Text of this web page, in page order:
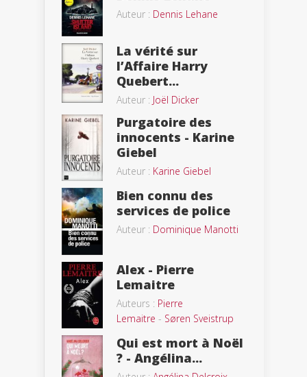
Auteur : Dennis Lehane
La vérité sur
l’Affaire Harry
Quebert...
Auteur : Joël Dicker
Purgatoire des
innocents - Karine
Giebel
Auteur : Karine Giebel
Bien connu des
services de police
Auteur : Dominique Manotti
Alex - Pierre
Lemaitre
Auteurs : Pierre
Lemaitre - Søren Sveistrup
Qui est mort à Noël
? - Angélina...